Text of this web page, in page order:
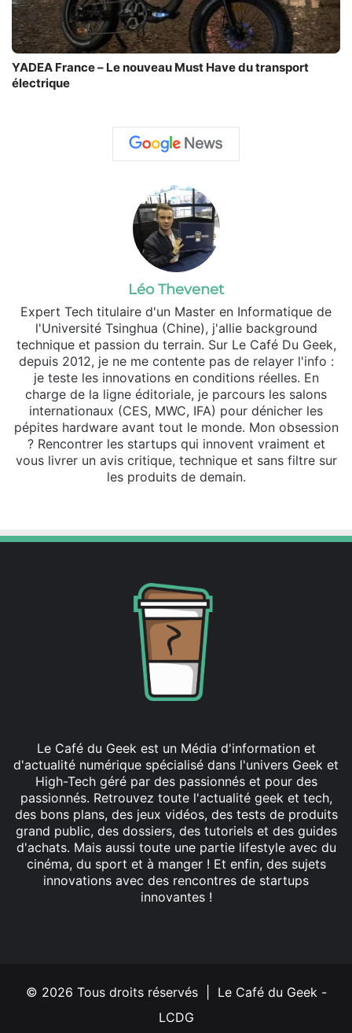
YADEA France – Le nouveau Must Have du transport
électrique
Léo Thevenet
Expert Tech titulaire d'un Master en Informatique de
l'Université Tsinghua (Chine), j'allie background
technique et passion du terrain. Sur Le Café Du Geek,
depuis 2012, je ne me contente pas de relayer l'info :
je teste les innovations en conditions réelles. En
charge de la ligne éditoriale, je parcours les salons
internationaux (CES, MWC, IFA) pour dénicher les
pépites hardware avant tout le monde. Mon obsession
? Rencontrer les startups qui innovent vraiment et
vous livrer un avis critique, technique et sans filtre sur
les produits de demain.
Le Café du Geek est un Média d'information et
d'actualité numérique spécialisé dans l'univers Geek et
High-Tech géré par des passionnés et pour des
passionnés. Retrouvez toute l'actualité geek et tech,
des bons plans, des jeux vidéos, des tests de produits
grand public, des dossiers, des tutoriels et des guides
d'achats. Mais aussi toute une partie lifestyle avec du
cinéma, du sport et à manger ! Et enfin, des sujets
innovations avec des rencontres de startups
innovantes !
© 2026 Tous droits réservés | Le Café du Geek -
LCDG